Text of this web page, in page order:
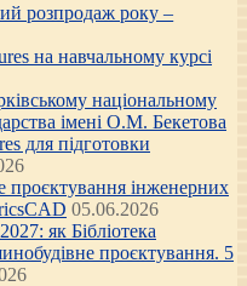
розпродаж року –
на навчальному курсі
національному
імені О.М. Бекетова
для підготовки
інженерних
05.06.2026
як Бібліотека
проєктування. 5